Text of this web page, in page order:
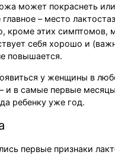
может покраснеть
– место
кроме этих симптомов,
себя хорошо и
повышается.
у женщины в
и в самые первые
ребенку уже год.
первые признаки